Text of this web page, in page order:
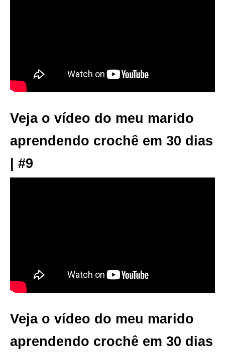
Veja o vídeo do meu marido
aprendendo crochê em 30 dias
| #9
Veja o vídeo do meu marido
aprendendo crochê em 30 dias